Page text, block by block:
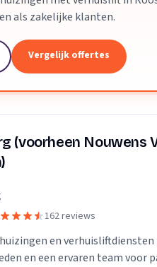
als zakelijke klanten.
Vergelijk offertes
(voorheen Nouwens
162 reviews
en
en een ervaren team voor